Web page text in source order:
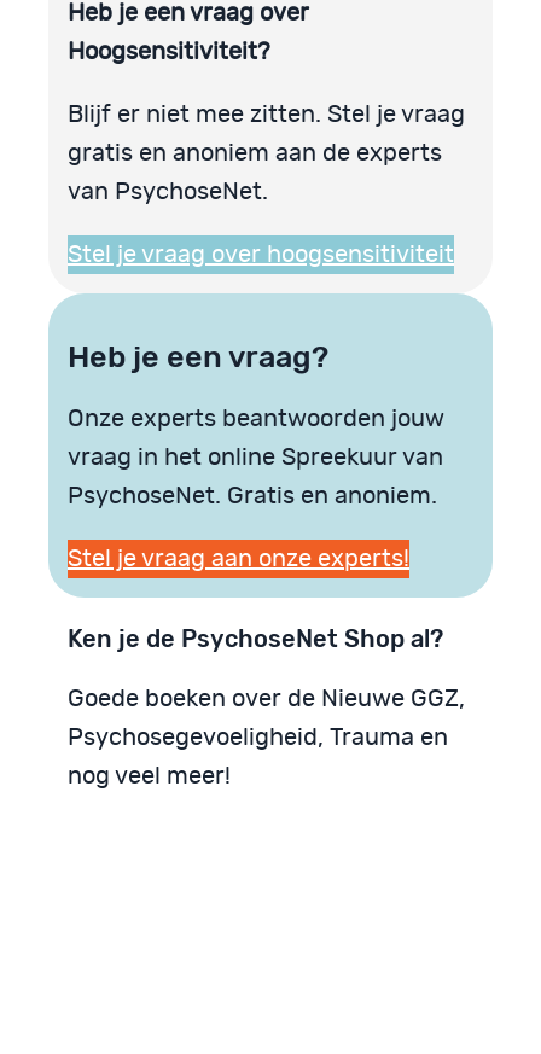
Heb je een vraag over
Hoogsensitiviteit?
Blijf er niet mee zitten. Stel je vraag
gratis en anoniem aan de experts
van PsychoseNet.
Stel je vraag over hoogsensitiviteit
Heb je een vraag?
Onze experts beantwoorden jouw
vraag in het online Spreekuur van
PsychoseNet. Gratis en anoniem.
Stel je vraag aan onze experts!
Ken je de PsychoseNet Shop al?
Goede boeken over de Nieuwe GGZ,
Psychosegevoeligheid, Trauma en
nog veel meer!